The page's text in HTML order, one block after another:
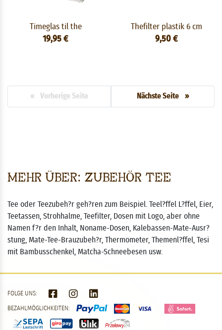
Mehr über: Zubehör Tee
Tee oder Teezubeh?r geh?ren zum Beispiel. Teel?ffel L?ffel, Eier,
Teetassen, Strohhalme, Teefilter, Dosen mit Logo, aber ohne
Namen f?r den Inhalt, Noname-Dosen, Kalebassen-Mate-Ausr?
stung, Mate-Tee-Brauzubeh?r, Thermometer, Themenl?ffel, Tesi
mit Bambusschenkel, Matcha-Schneebesen usw.
Timeglas til the
19,95 €
Thefilter plastik 6 cm
9,50 €
« Vorherige Seite Nächste Seite »
FOLGE UNS:
BEZAHLMÖGLICHKEITEN: